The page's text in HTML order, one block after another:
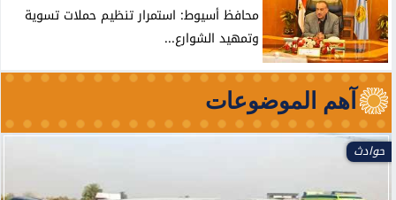
محافظ أسيوط: استمرار تنظيم حملات تسوية
وتمهيد الشوارع...
آهم الموضوعات
حوادث